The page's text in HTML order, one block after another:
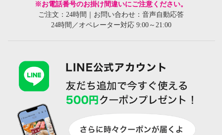
※お電話番号のお掛け間違いにご注意ください。
ご注文：24時間｜お問い合わせ：音声自動応答
24時間／オペレーター対応 9:00～21:00